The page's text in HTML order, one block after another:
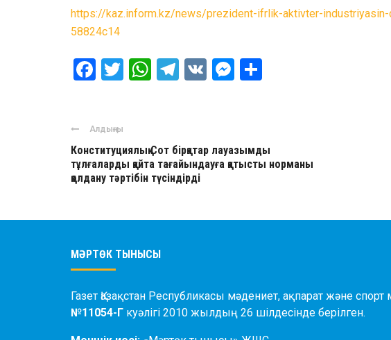
https://kaz.inform.kz/news/prezident-ifrlik-aktivter-
58824c14
Facebook
Twitter
WhatsApp
Telegram
VK Messenger
Алдыңғы
Конституциялық Сот бірқатар лауазымды
тұлғаларды қайта тағайындауға қатысты норманы
қолдану тәртібін түсіндірді
МӘРТӨК ТЫНЫСЫ
Газет Қазақстан Республикасы мәдениет, ақпарат және спорт
№11054-Г куәлігі 2010 жылдың 26 шілдесінде берілген.